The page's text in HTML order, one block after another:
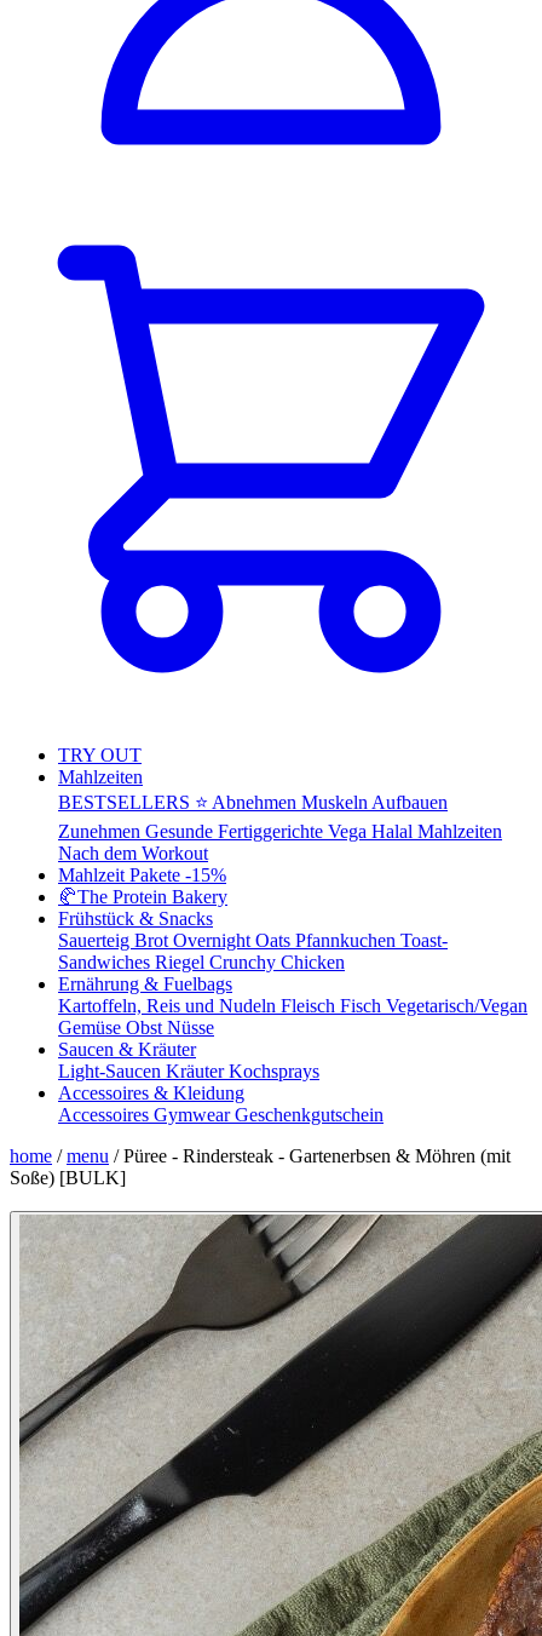
TRY OUT
Mahlzeiten
BESTSELLERS ⭐ Abnehmen Muskeln Aufbauen
Zunehmen Gesunde Fertiggerichte Vega Halal Mahlzeiten
Nach dem Workout
Mahlzeit Pakete -15%
🥐The Protein Bakery
Frühstück & Snacks
Sauerteig Brot Overnight Oats Pfannkuchen Toast-
Sandwiches Riegel Crunchy Chicken
Ernährung & Fuelbags
Kartoffeln, Reis und Nudeln Fleisch Fisch Vegetarisch/Vegan
Gemüse Obst Nüsse
Saucen & Kräuter
Light-Saucen KräuterKochsprays
Accessoires & Kleidung
Accessoires GymwearGeschenkgutschein
home / menu / Püree - Rindersteak - Gartenerbsen & Möhren (mit
Soße) [BULK]